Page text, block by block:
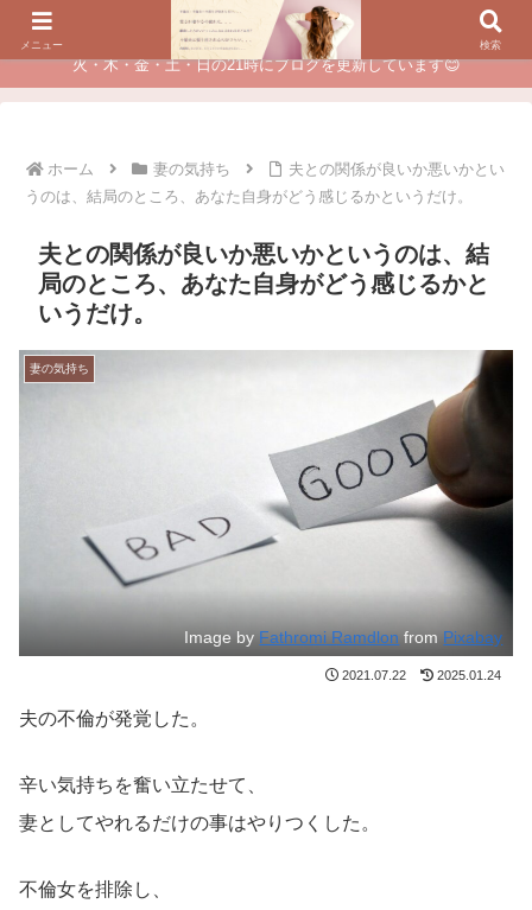
夫に不倫されたつらい経験が、あなたのチャンスに変わるカウンセリング
火・木・金・土・日の21時にブログを更新しています😊
ホーム 妻の気持ち
夫との関係が良いか悪いかとい
うのは、結局のところ、あなた自身がどう感じるかというだけ。
夫との関係が良いか悪いかというのは、結
局のところ、あなた自身がどう感じるかと
いうだけ。
妻の気持ち
Image by Fathromi Ramdlon from Pixabay
2021.07.22 2025.01.24
夫の不倫が発覚した。
辛い気持ちを奮い立たせて、
妻としてやれるだけの事はやりつくした。
不倫女を排除し、
メニュー 検索